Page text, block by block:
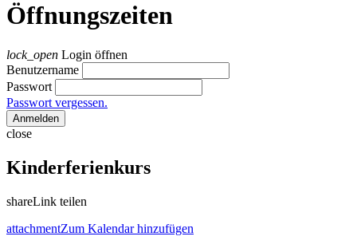
Öffnungszeiten
lock_open Login öffnen
Benutzername
Passwort
Passwort vergessen.
Anmelden
close
Kinderferienkurs
shareLink teilen
attachmentZum Kalendar hinzufügen